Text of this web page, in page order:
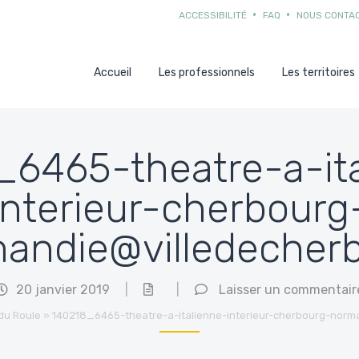
ACCESSIBILITÉ FAQ NOUS
Accueil Les professionnels Les territoires
theatre-a-
20 janvier 2019 Laisser un
Roule » 140218_6465-theatre-a-italienne-interieur-cherbourg-